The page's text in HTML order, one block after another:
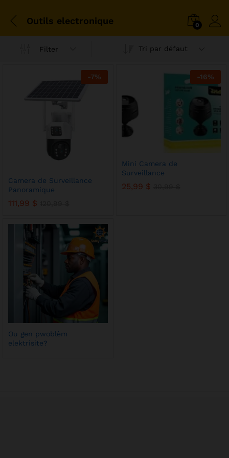
Outils electronique 0
Filter Tri par défaut
-7%
Camera de Surveillance
Panoramique
111,99 $
-16%
Mini Camera de
Surveillance
25,99 $
Ou gen pwoblèm
elektrisite?